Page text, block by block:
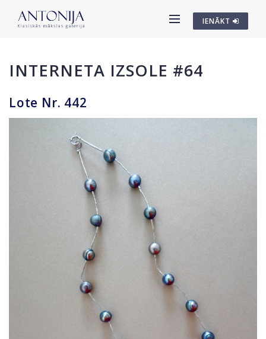
IENĀKT
INTERNETA IZSOLE #64
Lote Nr. 442